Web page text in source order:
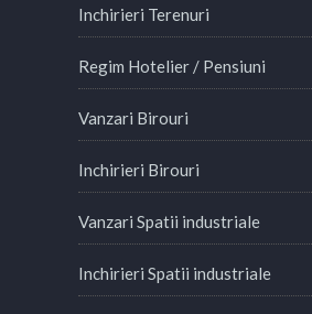
Inchirieri Terenuri
Regim Hotelier / Pensiuni
Vanzari Birouri
Inchirieri Birouri
Vanzari Spatii industriale
Inchirieri Spatii industriale